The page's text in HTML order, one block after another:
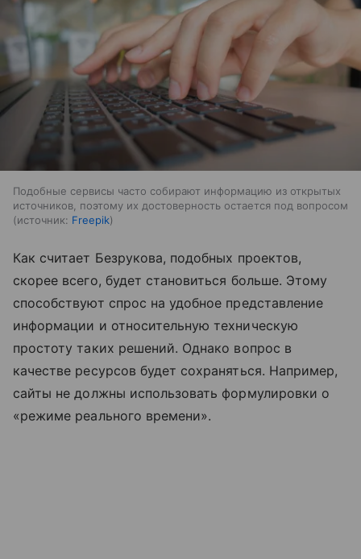
Подобные сервисы часто собирают информацию из открытых
источников, поэтому их достоверность остается под вопросом
источник: Freepik
Как считает Безрукова, подобных проектов,
скорее всего, будет становиться больше. Этому
способствуют спрос на удобное представление
информации и относительную техническую
простоту таких решений. Однако вопрос в
качестве ресурсов будет сохраняться. Например,
сайты не должны использовать формулировки о
«режиме реального времени».